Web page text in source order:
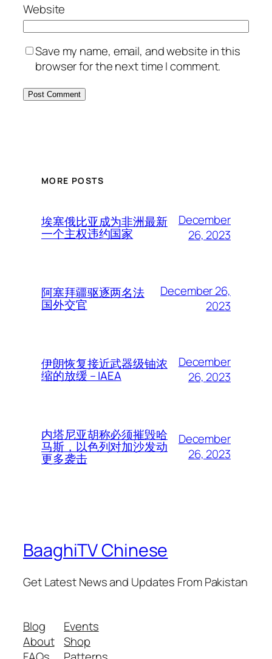
Website
Save my name, email, and website in this
browser for the next time I comment.
MORE POSTS
埃塞俄比亚成为非洲最新
一个主权违约国家
December
26, 2023
阿塞拜疆驱逐两名法
国外交官
December 26,
2023
伊朗恢复接近武器级铀浓
缩的放缓 – IAEA
December
26, 2023
内塔尼亚胡称必须摧毁哈
马斯，以色列对加沙发动
更多袭击
December
26, 2023
BaaghiTV Chinese
Get Latest News and Updates From Pakistan
Blog
About
Events
Shop